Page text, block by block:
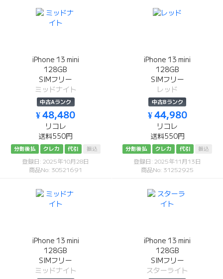
iPhone 13 mini
128GB
SIMフリー
ミッドナイト
中古Aランク
¥ 48,480
リコレ
送料550円
分割後払 クレカ 代引 振込
登録日: 2025年10月28日
商品No: 30521691
iPhone 13 mini
128GB
SIMフリー
レッド
中古Bランク
¥ 44,980
リコレ
送料550円
分割後払 クレカ 代引 振込
登録日: 2025年11月13日
商品No: 31252925
iPhone 13 mini
128GB
SIMフリー
ミッドナイト
iPhone 13 mini
128GB
SIMフリー
スターライト